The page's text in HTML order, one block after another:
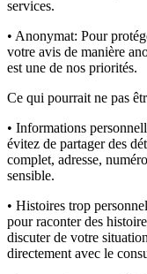
services.
• Anonymat: Pour
votre avis de manière
est une de nos priorités.
Ce qui pourrait ne pas
• Informations
évitez de partager des
complet, adresse,
sensible.
• Histoires trop
pour raconter des
discuter de votre
directement avec le